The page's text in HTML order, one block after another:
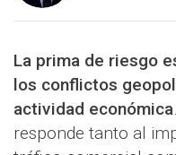
La prima de riesgo
los conflictos
actividad económica
responde tanto al